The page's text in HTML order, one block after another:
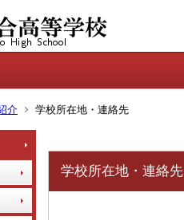
介 学校所在地・連絡先
学校所在地・連絡先